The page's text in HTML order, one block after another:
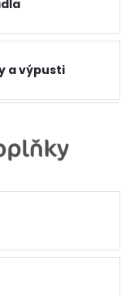
a výpusti